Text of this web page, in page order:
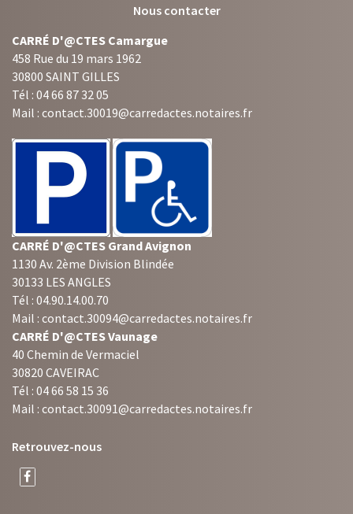
Nous contacter
CARRÉ D'@CTES Camargue
458 Rue du 19 mars 1962
30800 SAINT GILLES
Tél : 04 66 87 32 05
Mail : contact.30019@carredactes.notaires.fr
CARRÉ D'@CTES Grand Avignon
1130 Av. 2ème Division Blindée
30133 LES ANGLES
Tél : 04.90.14.00.70
Mail : contact.30094@carredactes.notaires.fr
CARRÉ D'@CTES Vaunage
40 Chemin de Vermaciel
30820 CAVEIRAC
Tél : 04 66 58 15 36
Mail : contact.30091@carredactes.notaires.fr
Retrouvez-nous